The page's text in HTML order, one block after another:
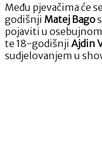
Među pjevačima će
godišnji Matej Bago
pojaviti u
te 18-godišnji Ajdin
sudjelovanjem u